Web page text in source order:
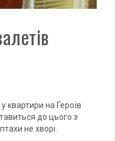
квартири на Героїв
до цього з
не хворі.